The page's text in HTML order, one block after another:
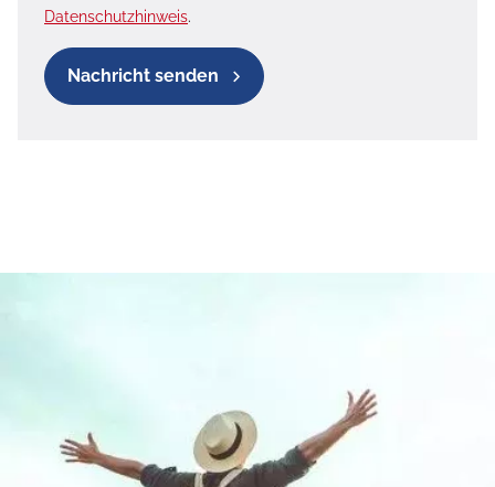
Datenschutzhinweis.
Nachricht senden